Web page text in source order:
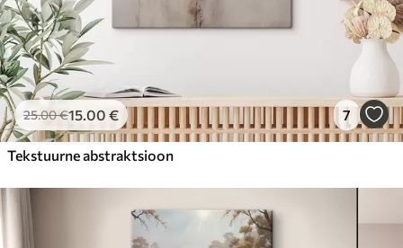
25.00€15.00 € 7
Tekstuurne abstraktsioon